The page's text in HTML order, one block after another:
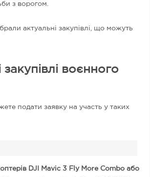
з ворогом.
актуальні закупівлі, що можуть
закупівлі воєнного
подати заявку на участь у таких
DJI Mavic 3 Fly More Combo або